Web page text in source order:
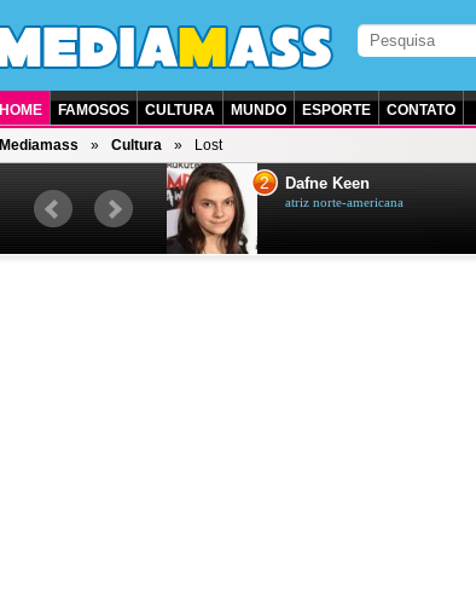
HOME FAMOSOS CULTURA MUNDO ESPORTE CONTATO
Mediamass Cultura Lost
2 Dafne Keen
atriz norte-americana